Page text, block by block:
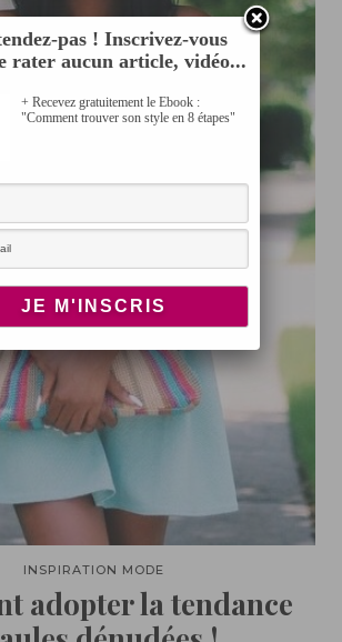
INSPIRATION MODE
adopter la tendance
pas ! Inscrivez-vous
rater aucun article, vidéo...
+ Recevez gratuitement le Ebook :
"Comment trouver son style en 8 étapes"